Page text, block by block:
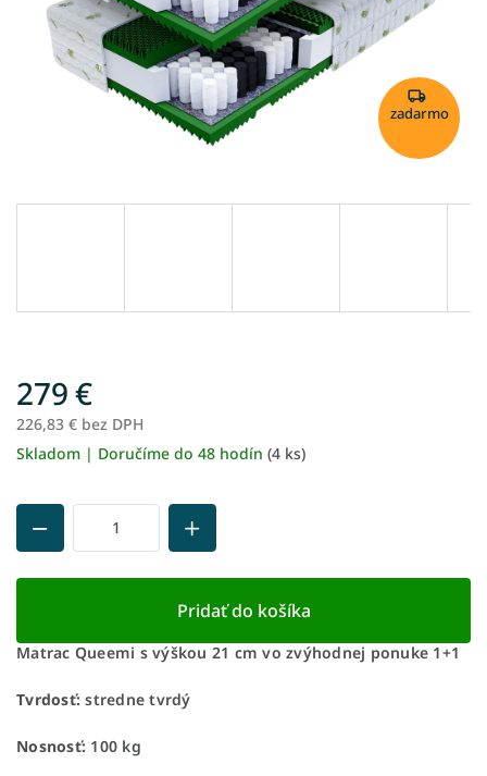
zadarmo
279 €
226,83 € bez DPH
Jednotková
Skladom | Doručíme do 48 hodín (4 ks)
Pridať do košíka
Matrac Queemi s výškou 21 cm vo zvýhodnej ponuke 1+1
Tvrdosť: stredne tvrdý
Nosnosť: 100 kg